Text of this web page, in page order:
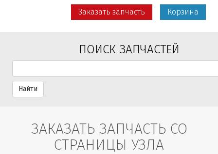
Заказать запчасть Корзина
ПОИСК ЗАПЧАСТЕЙ
Найти
ЗАКАЗАТЬ ЗАПЧАСТЬ СО
СТРАНИЦЫ УЗЛА